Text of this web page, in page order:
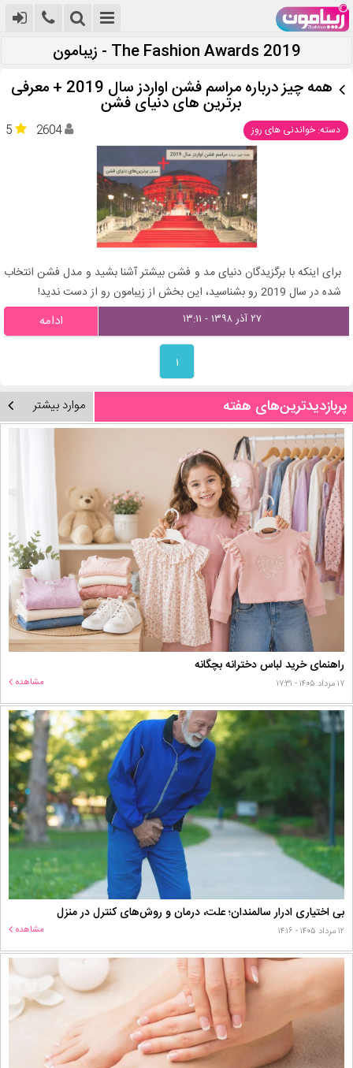
2019 The Fashion Awards - زیبامون
همه چیز درباره مراسم فشن اواردز سال 2019 + معرفی
برترین های دنیای فشن
دسته: خواندنی های روز 5 2604
برای اینکه با برگزیدگان دنیای مد و فشن بیشتر آشنا بشید و مدل فشن انتخاب
شده در سال 2019 رو بشناسید، این بخش از زیبامون رو از دست ندید!
۲۷ آذر ۱۳۹۸ - ۱۳:۱۱ ادامه
۱
پربازدیدترین‌های هفته موارد بیشتر
راهنمای خرید لباس دخترانه بچگانه
۱۷ مرداد ۱۴۰۵ - ۱۷:۳۱ مشاهده
بی اختیاری ادرار سالمندان؛ علت، درمان و روش‌های کنترل در منزل
۱۲ مرداد ۱۴۰۵ - ۱۴:۱۶ مشاهده